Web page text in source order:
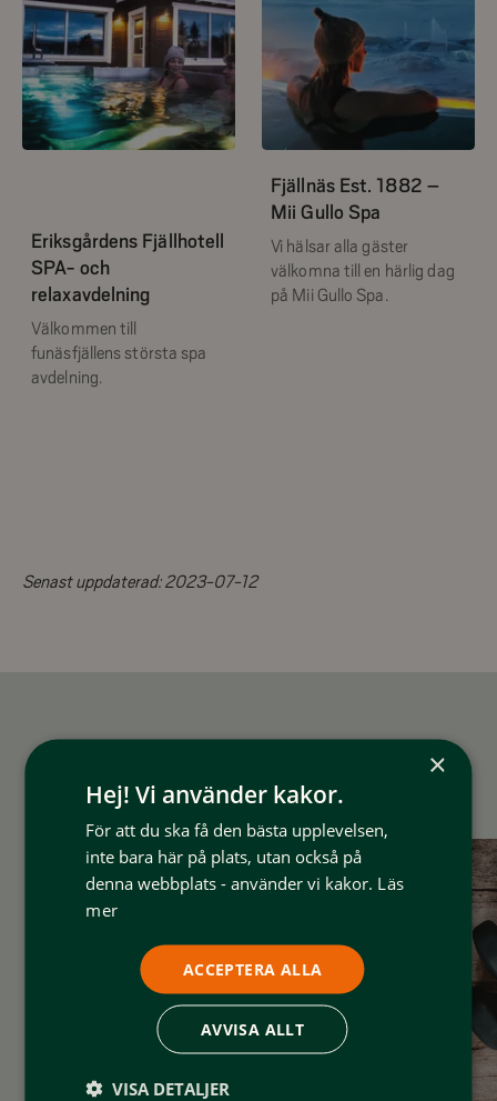
Eriksgårdens Fjällhotell
SPA- och
relaxavdelning
Välkommen till
funäsfjällens största spa
avdelning.
Fjällnäs Est. 1882 –
Mii Gullo Spa
Vi hälsar alla gäster
välkomna till en härlig dag
på Mii Gullo Spa.
Senast uppdaterad:2023-07-12
×
Hej! Vi använder kakor.
För att du ska få den bästa upplevelsen,
inte bara här på plats, utan också på
denna webbplats - använder vi kakor. Läs
mer
ACCEPTERA ALLA
AVVISA ALLT
VISA DETALJER